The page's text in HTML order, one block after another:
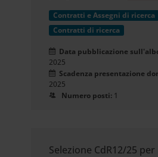
Contratti e Assegni di ricerca
Contratti di ricerca
Data pubblicazione
2025
Scadenza presentazione
2025
Numero posti: 1
Selezione CdR12/25 per